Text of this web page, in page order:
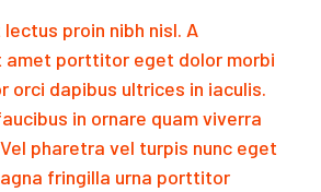
proin nibh nisl. A
amet porttitor eget dolor morbi
orci dapibus ultrices in iaculis.
in ornare quam viverra
pharetra vel turpis nunc eget
fringilla urna porttitor